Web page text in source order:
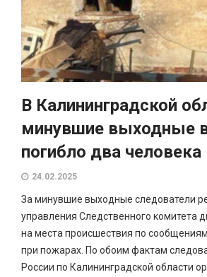
В Калининградской
минувшие выходные
погибло два человека
24.02.2025
За минувшие выходные следователи
управления Следственного комитета
на места происшествия по
при пожарах. По обоим фактам
России по Калининградской области